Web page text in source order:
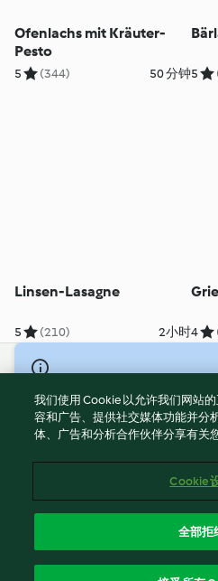
Ofenlachs mit Kräuter-
Pesto
5 (344) 50 分钟5
Linsen-Lasagne
5 (210) 2小时4
© Copyright 2021-2023 福维克信
2026
使用规定
Cookies
ICP许可证号：沪通信管自贸
我们使用 Cookie 以允许我们网站
容和广告、提供社交媒体功能并分
体、广告和分析合作伙伴分享有关
Cookie
全部拒